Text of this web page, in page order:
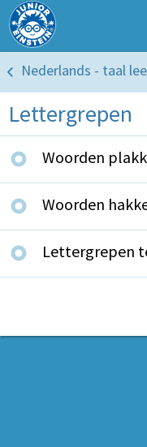
Nederlands - taal
Lettergrepen
Woorden
Woorden
Lettergrepen